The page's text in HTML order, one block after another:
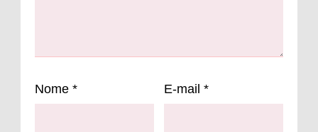
Nome * E-mail *